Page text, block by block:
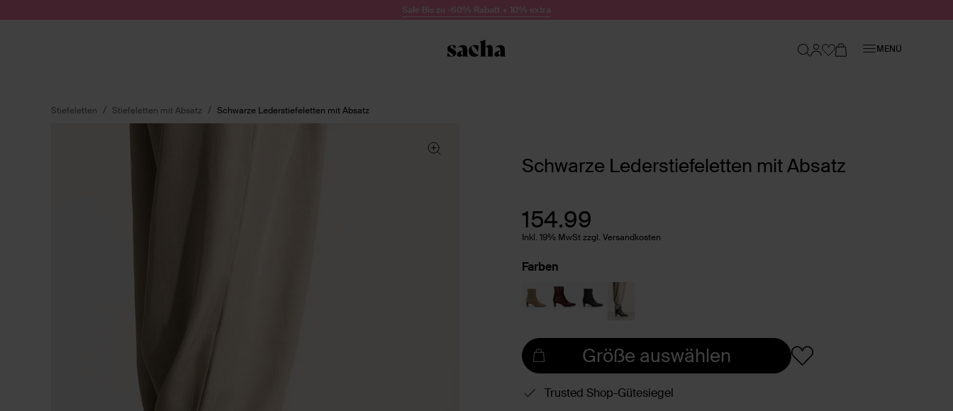
Sale Bis zu -60% Rabatt + 10% extra
MENÜ
Stiefeletten Stiefeletten mit Absatz Schwarze Lederstiefeletten mit Absatz
Schwarze Lederstiefeletten mit Absatz
154.99
Inkl. 19% MwSt zzgl. Versandkosten
Farben
Größe auswählen
Trusted Shop-Gütesiegel